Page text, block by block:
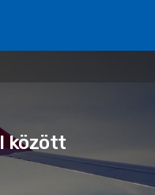
között